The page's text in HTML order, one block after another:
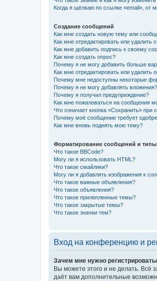
Когда я щёлкаю по ссылке «email», от
Создание сообщений
Как мне создать новую тему или
Как мне отредактировать или удалить
Как мне добавить подпись к своему
Как мне создать опрос?
Почему я не могу добавить больше
Как мне отредактировать или удалить
Почему мне недоступны некоторые
Почему я не могу добавлять вложения?
Почему я получил предупреждение?
Как мне пожаловаться на сообщения
Что означает кнопка «Сохранить» при
Почему моё сообщение требует
Как мне вновь поднять мою тему?
Форматирование сообщений и типы
Что такое BBCode?
Могу ли я использовать HTML?
Что такое смайлики?
Могу ли я добавлять изображения к
Что такое важные объявления?
Что такое объявления?
Что такое прилепленные темы?
Что такое закрытые темы?
Что такое значки тем?
Вход на конференцию и
Зачем мне нужно
Вы можете этого и не делать. Всё
даёт вам дополнительные